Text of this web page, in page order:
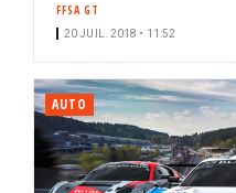
FFSA GT
20 JUIL. 2018 • 11:52
AUTO